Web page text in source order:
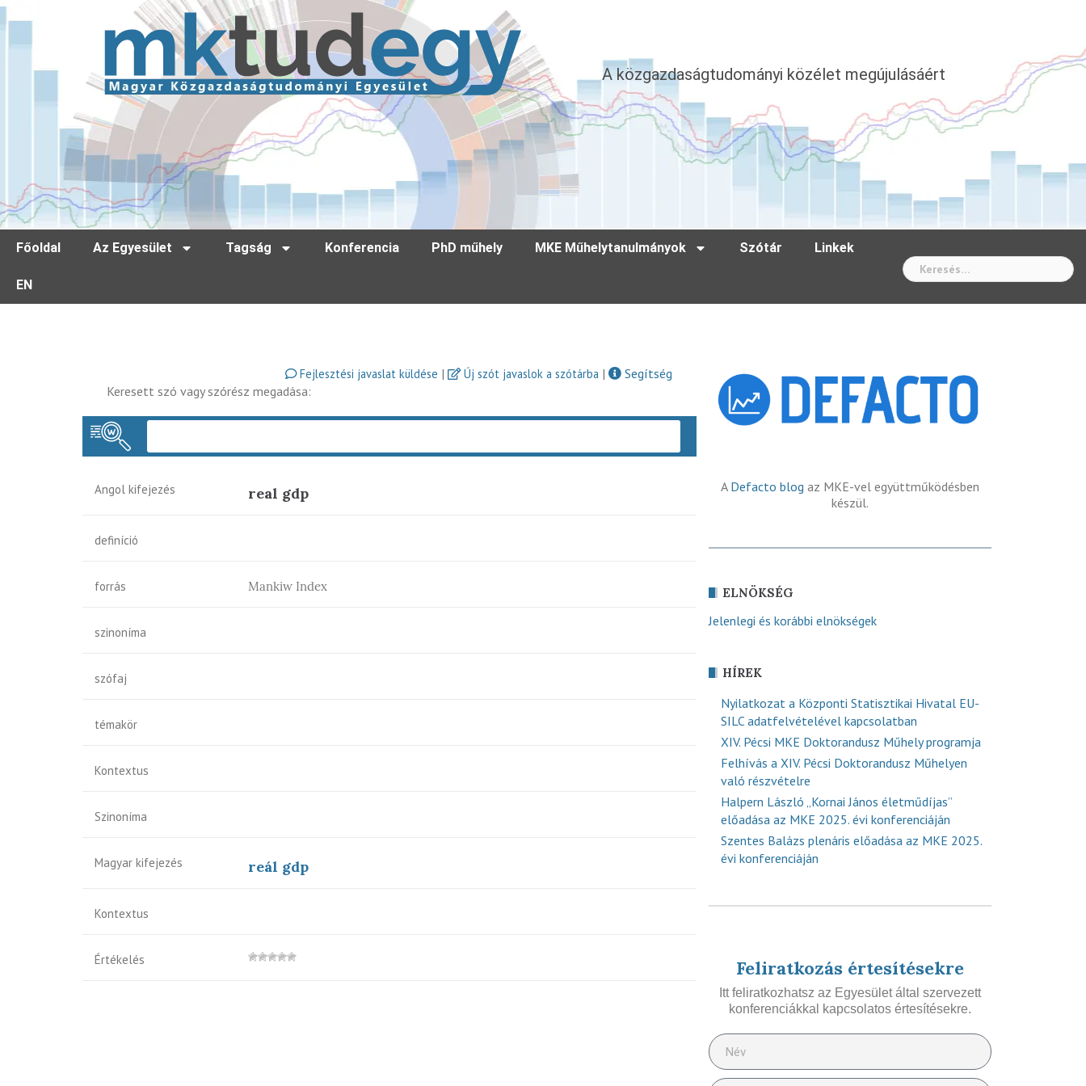
A közgazdaságtudományi közélet megújulásáért
Főoldal Az Egyesület Tagság Konferencia PhD műhely MKE Műhelytanulmányok Szótár Linkek
EN
Fejlesztési javaslat küldése | Új szót javaslok a szótárba |
Segítség
Keresett szó vagy szórész megadása:
Angol kifejezés real gdp
definíció
forrás Mankiw Index
szinoníma
szófaj
témakör
Kontextus
Szinoníma
Magyar kifejezés reál gdp
Kontextus
Értékelés
A Defacto blog az MKE-vel együttműködésben
készül.
ELNÖKSÉG
Jelenlegi és korábbi elnökségek
HÍREK
Nyilatkozat a Központi Statisztikai Hivatal EU-
SILC adatfelvételével kapcsolatban
XIV. Pécsi MKE Doktorandusz Műhely programja
Felhívás a XIV. Pécsi Doktorandusz Műhelyen
való részvételre
Halpern László „Kornai János életműdíjas”
előadása az MKE 2025. évi konferenciáján
Szentes Balázs plenáris előadása az MKE 2025.
évi konferenciáján
Feliratkozás értesítésekre
Itt feliratkozhatsz az Egyesület által szervezett
konferenciákkal kapcsolatos értesítésekre.